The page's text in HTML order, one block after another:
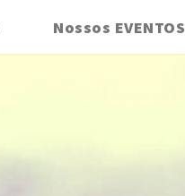
Nossos EVENTOS